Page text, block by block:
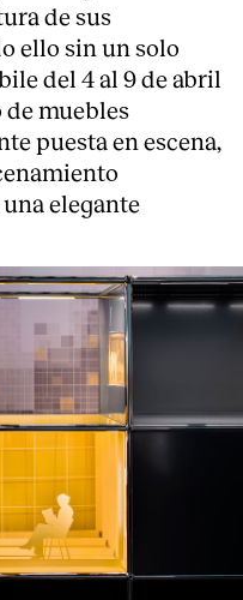
de sus
ello sin un solo
del 4 al 9 de abril
de muebles
puesta en escena,
elegante